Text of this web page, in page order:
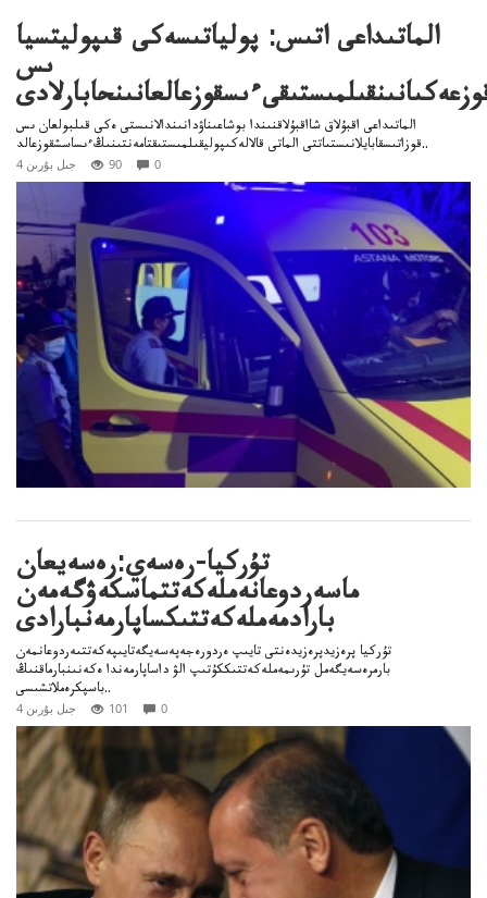
الماتىداعى اتىس: پولياتىسەكى قىپوليتسيا
ىس
الماتىداعى اقبۇلاق شااقبۇلاقنىندا بوشاعىناۋدانىندالانىستى ەكى قىلبولعان ىس
قوزاتىسقابايلانىستىاتتى الماتى قالالەكىپوليقىلمىستىقتامەنتىنىڭءىساسشقوزعالد..
4 جىل بۇرىن 90 0
تۇركيا-رەسەي:رەسەيعان
ماسەردوعانەملەكەتتماسكەۋگەمەن
بارادمەملەكەتتىكساپارمەنبارادى
تۇركيا پرەزيدپرەزيدەنتى تايىپ ەردورەجەپەسەيگەتايىپەكەتتىەردوعانمەن
بارمرەسەيگەمل تۇرىمەملەكەتتىككۇتىپ الۋ داساپارمەندا ەكەنىنبارماقنىڭ
باسپكرەملاتشىسى..
4 جىل بۇرىن 101 0